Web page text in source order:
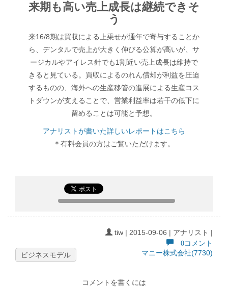
来期も高い売上成長は継続できそ
う
来16/8期は買収による上乗せが通年で寄与することか
ら、デンタルで売上が大きく伸びる公算が高いが、サ
ージカルやアイレス針でも1割近い売上成長は維持で
きると見ている。買収によるのれん償却が利益を圧迫
するものの、海外への生産移管の進展による生産コス
トダウンが支えることで、営業利益率は若干の低下に
留めることは可能と予想。
アナリストが書いた詳しいレポートはこちら
＊有料会員の方はご覧いただけます。
tiw | 2015-09-06 | アナリスト |
0コメント
ビジネスモデル
マニー株式会社(7730)
コメントを書くには